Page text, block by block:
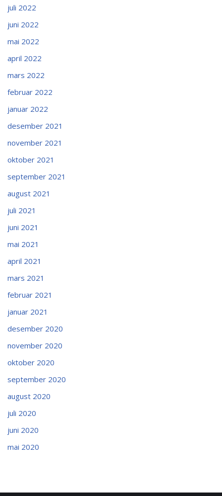
juli 2022
juni 2022
mai 2022
april 2022
mars 2022
februar 2022
januar 2022
desember 2021
november 2021
oktober 2021
september 2021
august 2021
juli 2021
juni 2021
mai 2021
april 2021
mars 2021
februar 2021
januar 2021
desember 2020
november 2020
oktober 2020
september 2020
august 2020
juli 2020
juni 2020
mai 2020